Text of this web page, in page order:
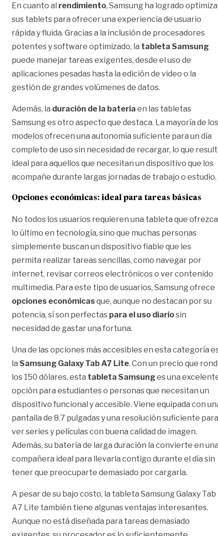
En cuanto al rendimiento, Samsung ha logrado
sus tablets para ofrecer una experiencia de usuario
rápida y fluida. Gracias a la inclusión de procesadores
potentes y software optimizado, la tableta Samsung
puede manejar tareas exigentes, desde el uso de
aplicaciones pesadas hasta la edición de video o la
gestión de grandes volúmenes de datos.
Además, la duración de la batería en las tabletas
Samsung es otro aspecto que destaca. La mayoría de los
modelos ofrecen una autonomía suficiente para un día
completo de uso sin necesidad de recargar, lo que
ideal para aquellos que necesitan un dispositivo que los
acompañe durante largas jornadas de trabajo o estudio.
Opciones económicas: ideal para tareas básicas
No todos los usuarios requieren una tableta que ofrezca
lo último en tecnología, sino que muchas personas
simplemente buscan un dispositivo fiable que les
permita realizar tareas sencillas, como navegar por
internet, revisar correos electrónicos o ver contenido
multimedia. Para este tipo de usuarios, Samsung ofrece
opciones económicasque, aunque no destacan por su
potencia, sí son perfectas para el uso diariosin
necesidad de gastar una fortuna.
Una de las opciones más accesibles en esta categoría
la Samsung Galaxy Tab A7 Lite. Con un precio que
los 150 dólares, esta tableta Samsunges una
opción para estudiantes o personas que necesitan un
dispositivo funcional y accesible. Viene equipada con
pantalla de 8.7 pulgadas y una resolución suficiente para
ver series y películas con buena calidad de imagen.
Además, su batería de larga duración la convierte en
compañera ideal para llevarla contigo durante el día sin
tener que preocuparte demasiado por cargarla.
A pesar de su bajo costo, la tableta Samsung Galaxy Tab
A7 Lite también tiene algunas ventajas interesantes.
Aunque no está diseñada para tareas demasiado